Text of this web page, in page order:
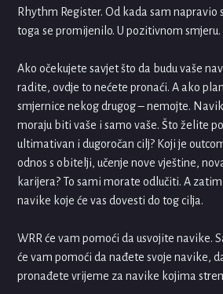
Rhythm Register. Od kada sam napravio
toga se promijenilo. U pozitivnom smjeru.
Ako očekujete savjet što da budu vaše
radite, ovdje to nećete pronaći. A ako
smjernice nekog drugog – nemojte.
moraju biti vaše i samo vaše. Što želite
ultimativan i dugoročan cilj? Koji je
odnos s obitelji, učenje nove vještine,
karijera? To sami morate odlučiti. A
navike koje će vas dovesti do tog cilja.
WRR će vam pomoći da usvojite navike.
će vam pomoći da nađete svoje navike,
pronađete vrijeme za navike kojima